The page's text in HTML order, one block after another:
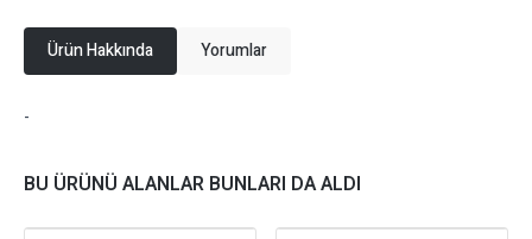
Ürün Hakkında Yorumlar
-
BU ÜRÜNÜ ALANLAR BUNLARI DA ALDI